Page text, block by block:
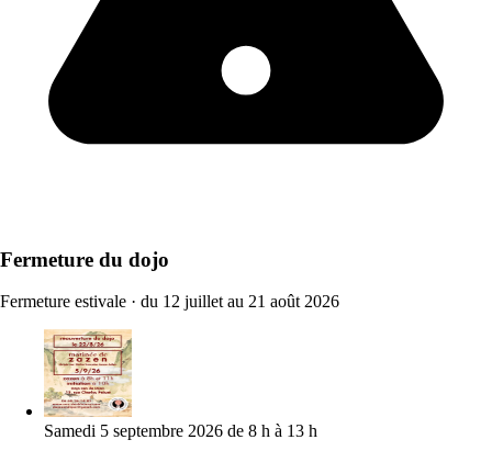
Fermeture du dojo
Fermeture estivale · du 12 juillet au 21 août 2026
Samedi 5 septembre 2026 de 8 h à 13 h